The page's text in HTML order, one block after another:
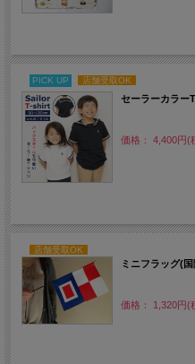
PICK UP 店舗受取OK
セーラーカラー
価格： 4,400円(
店舗受取OK
ミニフラッグ(
価格： 1,320円(